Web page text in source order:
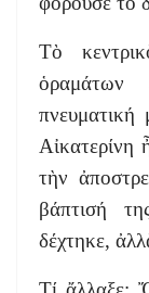
Τὸ
ὁραμάτων
Αἰκατερίνη
τὴν
βάπτισή
δέχτηκε,